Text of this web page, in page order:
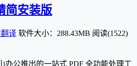
简安装版
译 软件大小：288.43MB 阅读(1522)
办公推出的一站式 PDF 全功能处理工